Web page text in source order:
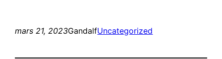
mars 21, 2023GandalfUncategorized